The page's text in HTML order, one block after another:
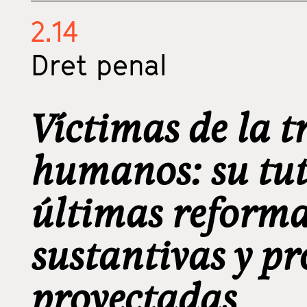
2.14
Dret penal
Víctimas de la
humanos: su
últimas
sustantivas y